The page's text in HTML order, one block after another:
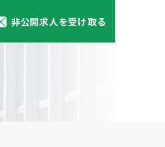
非公開求人を受け取る